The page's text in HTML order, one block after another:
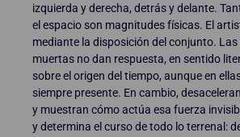
izquierda y derecha, detrás y delante.
el espacio son magnitudes físicas. El
mediante la disposición del conjunto.
muertas no dan respuesta, en sentido
sobre el origen del tiempo, aunque en
siempre presente. En cambio,
y muestran cómo actúa esa fuerza
y determina el curso de todo lo terrenal: